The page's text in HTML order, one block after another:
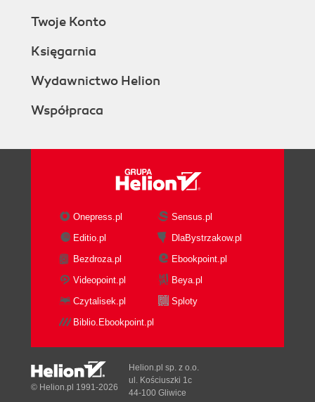
Twoje Konto
Księgarnia
Wydawnictwo Helion
Współpraca
Onepress.pl
Sensus.pl
Editio.pl
DlaBystrzakow.pl
Bezdroza.pl
Ebookpoint.pl
Videopoint.pl
Beya.pl
Czytalisek.pl
Sploty
Biblio.Ebookpoint.pl
© Helion.pl 1991-2026
Helion.pl sp. z o.o.
ul. Kościuszki 1c
44-100 Gliwice